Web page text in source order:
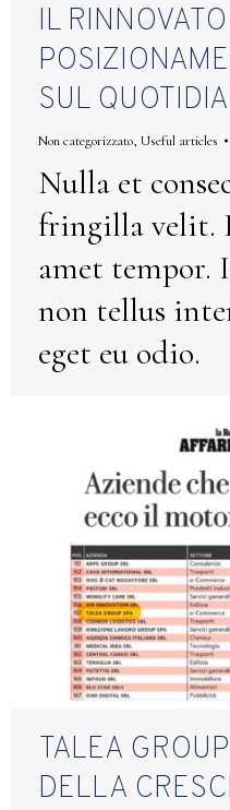
IL RINNOVATO
SUL
Non categorizzato, Useful articles
Nulla et
fringilla velit.
amet tempor.
non tellus
eget eu odio.
TALEA
DELLA